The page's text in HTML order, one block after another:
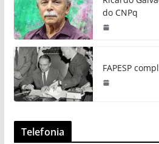
do CNPq
FAPESP
Telefonia